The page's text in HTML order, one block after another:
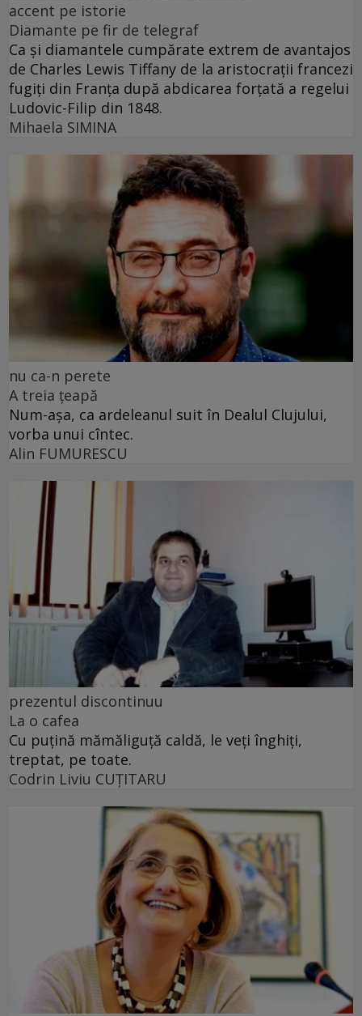
accent pe istorie
Diamante pe fir de telegraf
Ca și diamantele cumpărate extrem de avantajos
de Charles Lewis Tiffany de la aristocrații francezi
fugiți din Franța după abdicarea forțată a regelui
Ludovic-Filip din 1848.
Mihaela SIMINA
nu ca-n perete
A treia țeapă
Num-așa, ca ardeleanul suit în Dealul Clujului,
vorba unui cîntec.
Alin FUMURESCU
prezentul discontinuu
La o cafea
Cu puţină mămăliguţă caldă, le veţi înghiţi,
treptat, pe toate.
Codrin Liviu CUŢITARU